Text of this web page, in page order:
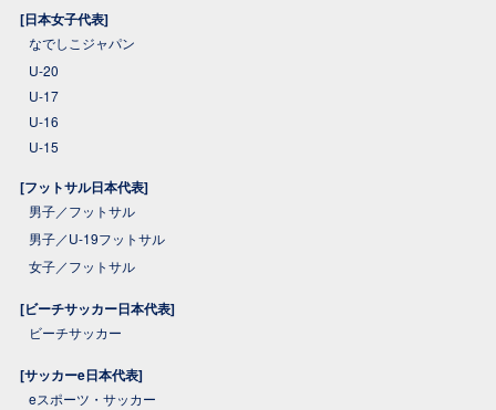
[日本女子代表]
なでしこジャパン
U-20
U-17
U-16
U-15
[フットサル日本代表]
男子／フットサル
男子／U-19フットサル
女子／フットサル
[ビーチサッカー日本代表]
ビーチサッカー
[サッカーe日本代表]
eスポーツ・サッカー